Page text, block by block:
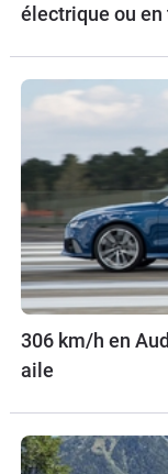
électrique ou
306 km/h en
aile